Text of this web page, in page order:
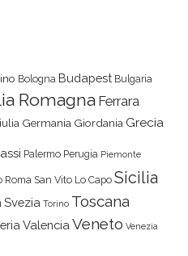
Bologna Budapest Bulgaria
Romagna Ferrara
Germania Giordania Grecia
Palermo Perugia Piemonte
Roma San Vito Lo Capo Sicilia
Svezia Torino Toscana
ValenciaVeneto Venezia